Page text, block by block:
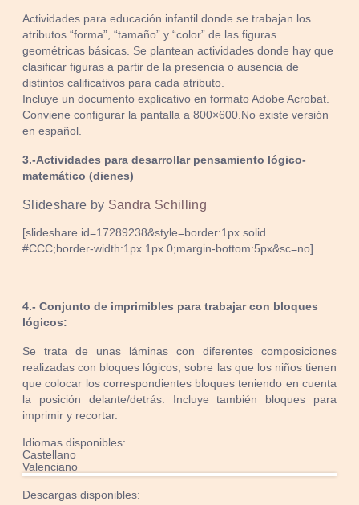
Actividades para educación infantil donde se trabajan los
atributos “forma”, “tamaño” y “color” de las figuras
geométricas básicas. Se plantean actividades donde hay que
clasificar figuras a partir de la presencia o ausencia de
distintos calificativos para cada atributo.
Incluye un documento explicativo en formato Adobe Acrobat.
Conviene configurar la pantalla a 800×600.No existe versión
en español.
3.-Actividades para desarrollar pensamiento lógico-
matemático (dienes)
Slideshare by Sandra Schilling
[slideshare id=17289238&style=border:1px solid
#CCC;border-width:1px 1px 0;margin-bottom:5px&sc=no]
4.- Conjunto de imprimibles para trabajar con bloques
lógicos:
Se trata de unas láminas con diferentes composiciones
realizadas con bloques lógicos, sobre las que los niños tienen
que colocar los correspondientes bloques teniendo en cuenta
la posición delante/detrás. Incluye también bloques para
imprimir y recortar.
Idiomas disponibles:
Castellano
Valenciano
Descargas disponibles: